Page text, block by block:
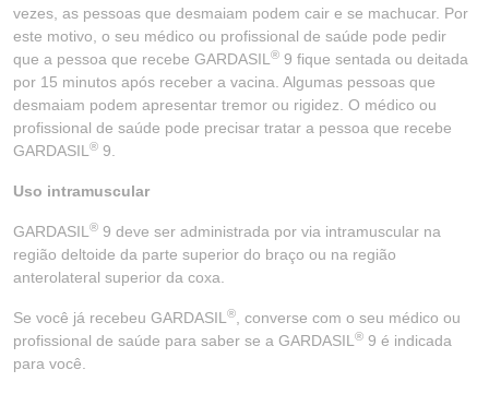
vezes, as pessoas que desmaiam podem cair e se machucar. Por
este motivo, o seu médico ou profissional de saúde pode pedir
que a pessoa que recebe GARDASIL ® 9 fique sentada ou deitada
por 15 minutos após receber a vacina. Algumas pessoas que
desmaiam podem apresentar tremor ou rigidez. O médico ou
profissional de saúde pode precisar tratar a pessoa que recebe
GARDASIL ® 9.
Uso intramuscular
GARDASIL ® 9 deve ser administrada por via intramuscular na
região deltoide da parte superior do braço ou na região
anterolateral superior da coxa.
Se você já recebeu GARDASIL ®
, converse com o seu médico ou
profissional de saúde para saber se a GARDASIL ® 9 é indicada
para você.